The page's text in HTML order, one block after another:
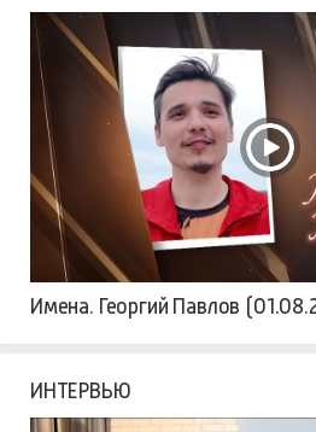
Имена. Георгий Павлов
ИНТЕРВЬЮ